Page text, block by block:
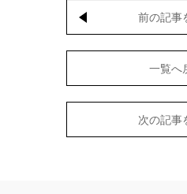
前の記事
一覧へ
次の記事